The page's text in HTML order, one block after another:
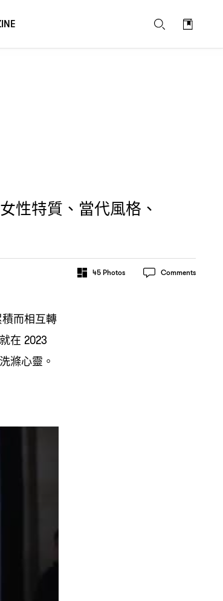
性特質、當代風格、
45Photos Comments
而相互轉
就在 2023
滌心靈。